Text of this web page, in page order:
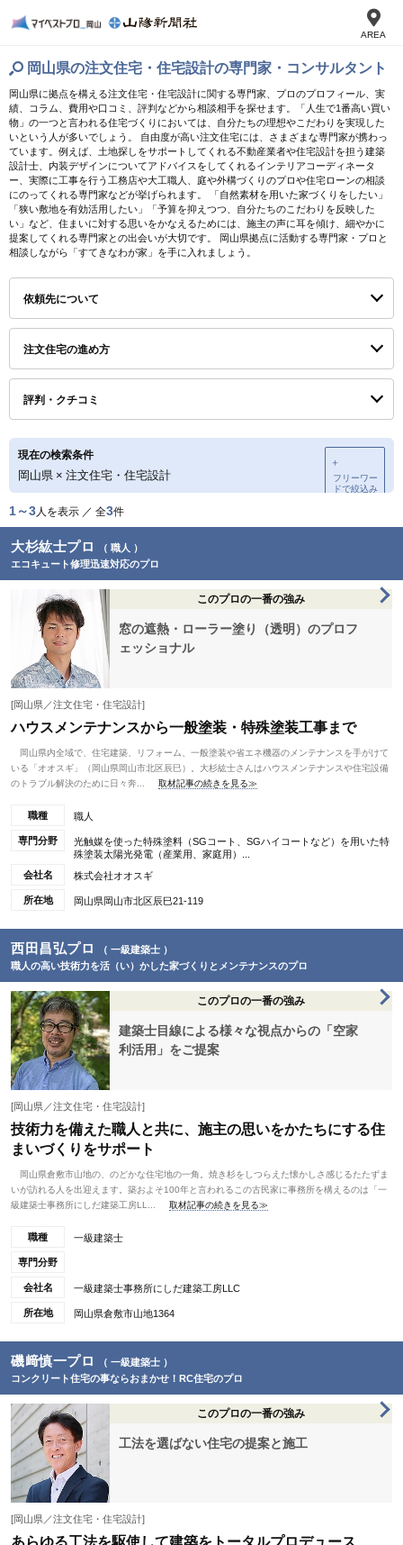
AREA
岡山県の注文住宅・住宅設計の専門家・コンサルタント
岡山県に拠点を構える注文住宅・住宅設計に関する専門家、プロのプロフィール、実
績、コラム、費用や口コミ、評判などから相談相手を探せます。「人生で1番高い買い
物」の一つと言われる住宅づくりにおいては、自分たちの理想やこだわりを実現した
いという人が多いでしょう。 自由度が高い注文住宅には、さまざまな専門家が携わっ
ています。例えば、土地探しをサポートしてくれる不動産業者や住宅設計を担う建築
設計士、内装デザインについてアドバイスをしてくれるインテリアコーディネータ
ー、実際に工事を行う工務店や大工職人、庭や外構づくりのプロや住宅ローンの相談
にのってくれる専門家などが挙げられます。 「自然素材を用いた家づくりをしたい」
「狭い敷地を有効活用したい」「予算を抑えつつ、自分たちのこだわりを反映した
い」など、住まいに対する思いをかなえるためには、施主の声に耳を傾け、細やかに
提案してくれる専門家との出会いが大切です。 岡山県拠点に活動する専門家・プロと
相談しながら「すてきなわが家」を手に入れましょう。
依頼先について
注文住宅の進め方
評判・クチコミ
現在の検索条件
岡山県 × 注文住宅・住宅設計
＋
フリーワー
ドで絞込み
1～3人を表示 ／ 全3件
大杉紘士プロ
（ 職人 ）
エコキュート修理迅速対応のプロ
このプロの一番の強み
窓の遮熱・ローラー塗り（透明）のプロフ
ェッショナル
[岡山県／注文住宅・住宅設計]
ハウスメンテナンスから一般塗装・特殊塗装工事まで
岡山県内全域で、住宅建築、リフォーム、一般塗装や省エネ機器のメンテナンスを手がけて
いる「オオスギ」（岡山県岡山市北区辰巳）。大杉紘士さんはハウスメンテナンスや住宅設備
のトラブル解決のために日々奔...
取材記事の続きを見る≫
職種 職人
専門分野
光触媒を使った特殊塗料（SGコート、SGハイコートなど）を用いた特
殊塗装太陽光発電（産業用、家庭用）...
会社名
株式会社オオスギ
所在地 岡山県岡山市北区辰巳21-119
西田昌弘プロ
（ 一級建築士 ）
職人の高い技術力を活（い）かした家づくりとメンテナンスのプロ
このプロの一番の強み
建築士目線による様々な視点からの「空家
利活用」をご提案
[岡山県／注文住宅・住宅設計]
技術力を備えた職人と共に、施主の思いをかたちにする住
まいづくりをサポート
岡山県倉敷市山地の、のどかな住宅地の一角。焼き杉をしつらえた懐かしさ感じるたたずま
いが訪れる人を出迎えます。築およそ100年と言われるこの古民家に事務所を構えるのは「一
級建築士事務所にしだ建築工房LL...
取材記事の続きを見る≫
職種 一級建築士
専門分野
会社名 一級建築士事務所にしだ建築工房LLC
所在地 岡山県倉敷市山地1364
磯﨑慎一プロ
（ 一級建築士 ）
コンクリート住宅の事ならおまかせ！RC住宅のプロ
このプロの一番の強み
工法を選ばない住宅の提案と施工
[岡山県／注文住宅・住宅設計]
あらゆる工法を駆使して建築をトータルプロデュース